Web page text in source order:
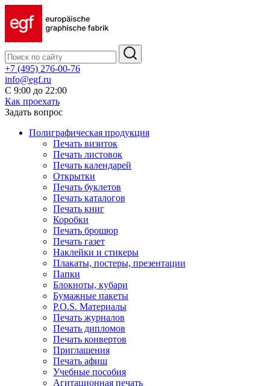
+7 (495) 276-00-76
info@egf.ru
С 9:00 до 22:00
Как проехать
Задать вопрос
Полиграфическая продукция
Печать визиток
Печать листовок
Печать календарей
Открытки
Печать буклетов
Печать каталогов
Печать книг
Коробки
Печать брошюр
Печать газет
Наклейки и стикеры
Плакаты, постеры, презентации
Папки
Блокноты, кубари
Бумажные пакеты
P.O.S. Материалы
Печать журналов
Печать дипломов
Печать конвертов
Приглашения
Печать афиш
Учебные пособия
Агитационная печать